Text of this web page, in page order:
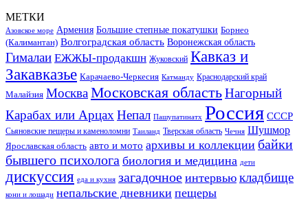
МЕТКИ
Азовское море Армения Большие степные покатушки Борнео
(Калимантан) Волгоградская область Воронежская область
Гималаи ЕЖЖЫ-продакшн Жуковский Кавказ и
Закавказье Карачаево-Черкесия Катманду Краснодарский край
Малайзия МоскваМосковская областьНагорный
Карабах или Арцах Непал Пашупатинатх Россия СССР
Сьяновские пещеры и каменоломни Таиланд Тверская область Чечня Шушмор
Ярославская область авто и мото архивы и коллекции байки
бывшего психолога биология и медицина дети
дискуссия еда и кухня загадочное интервью кладбище
кони и лошади непальские дневники пещеры